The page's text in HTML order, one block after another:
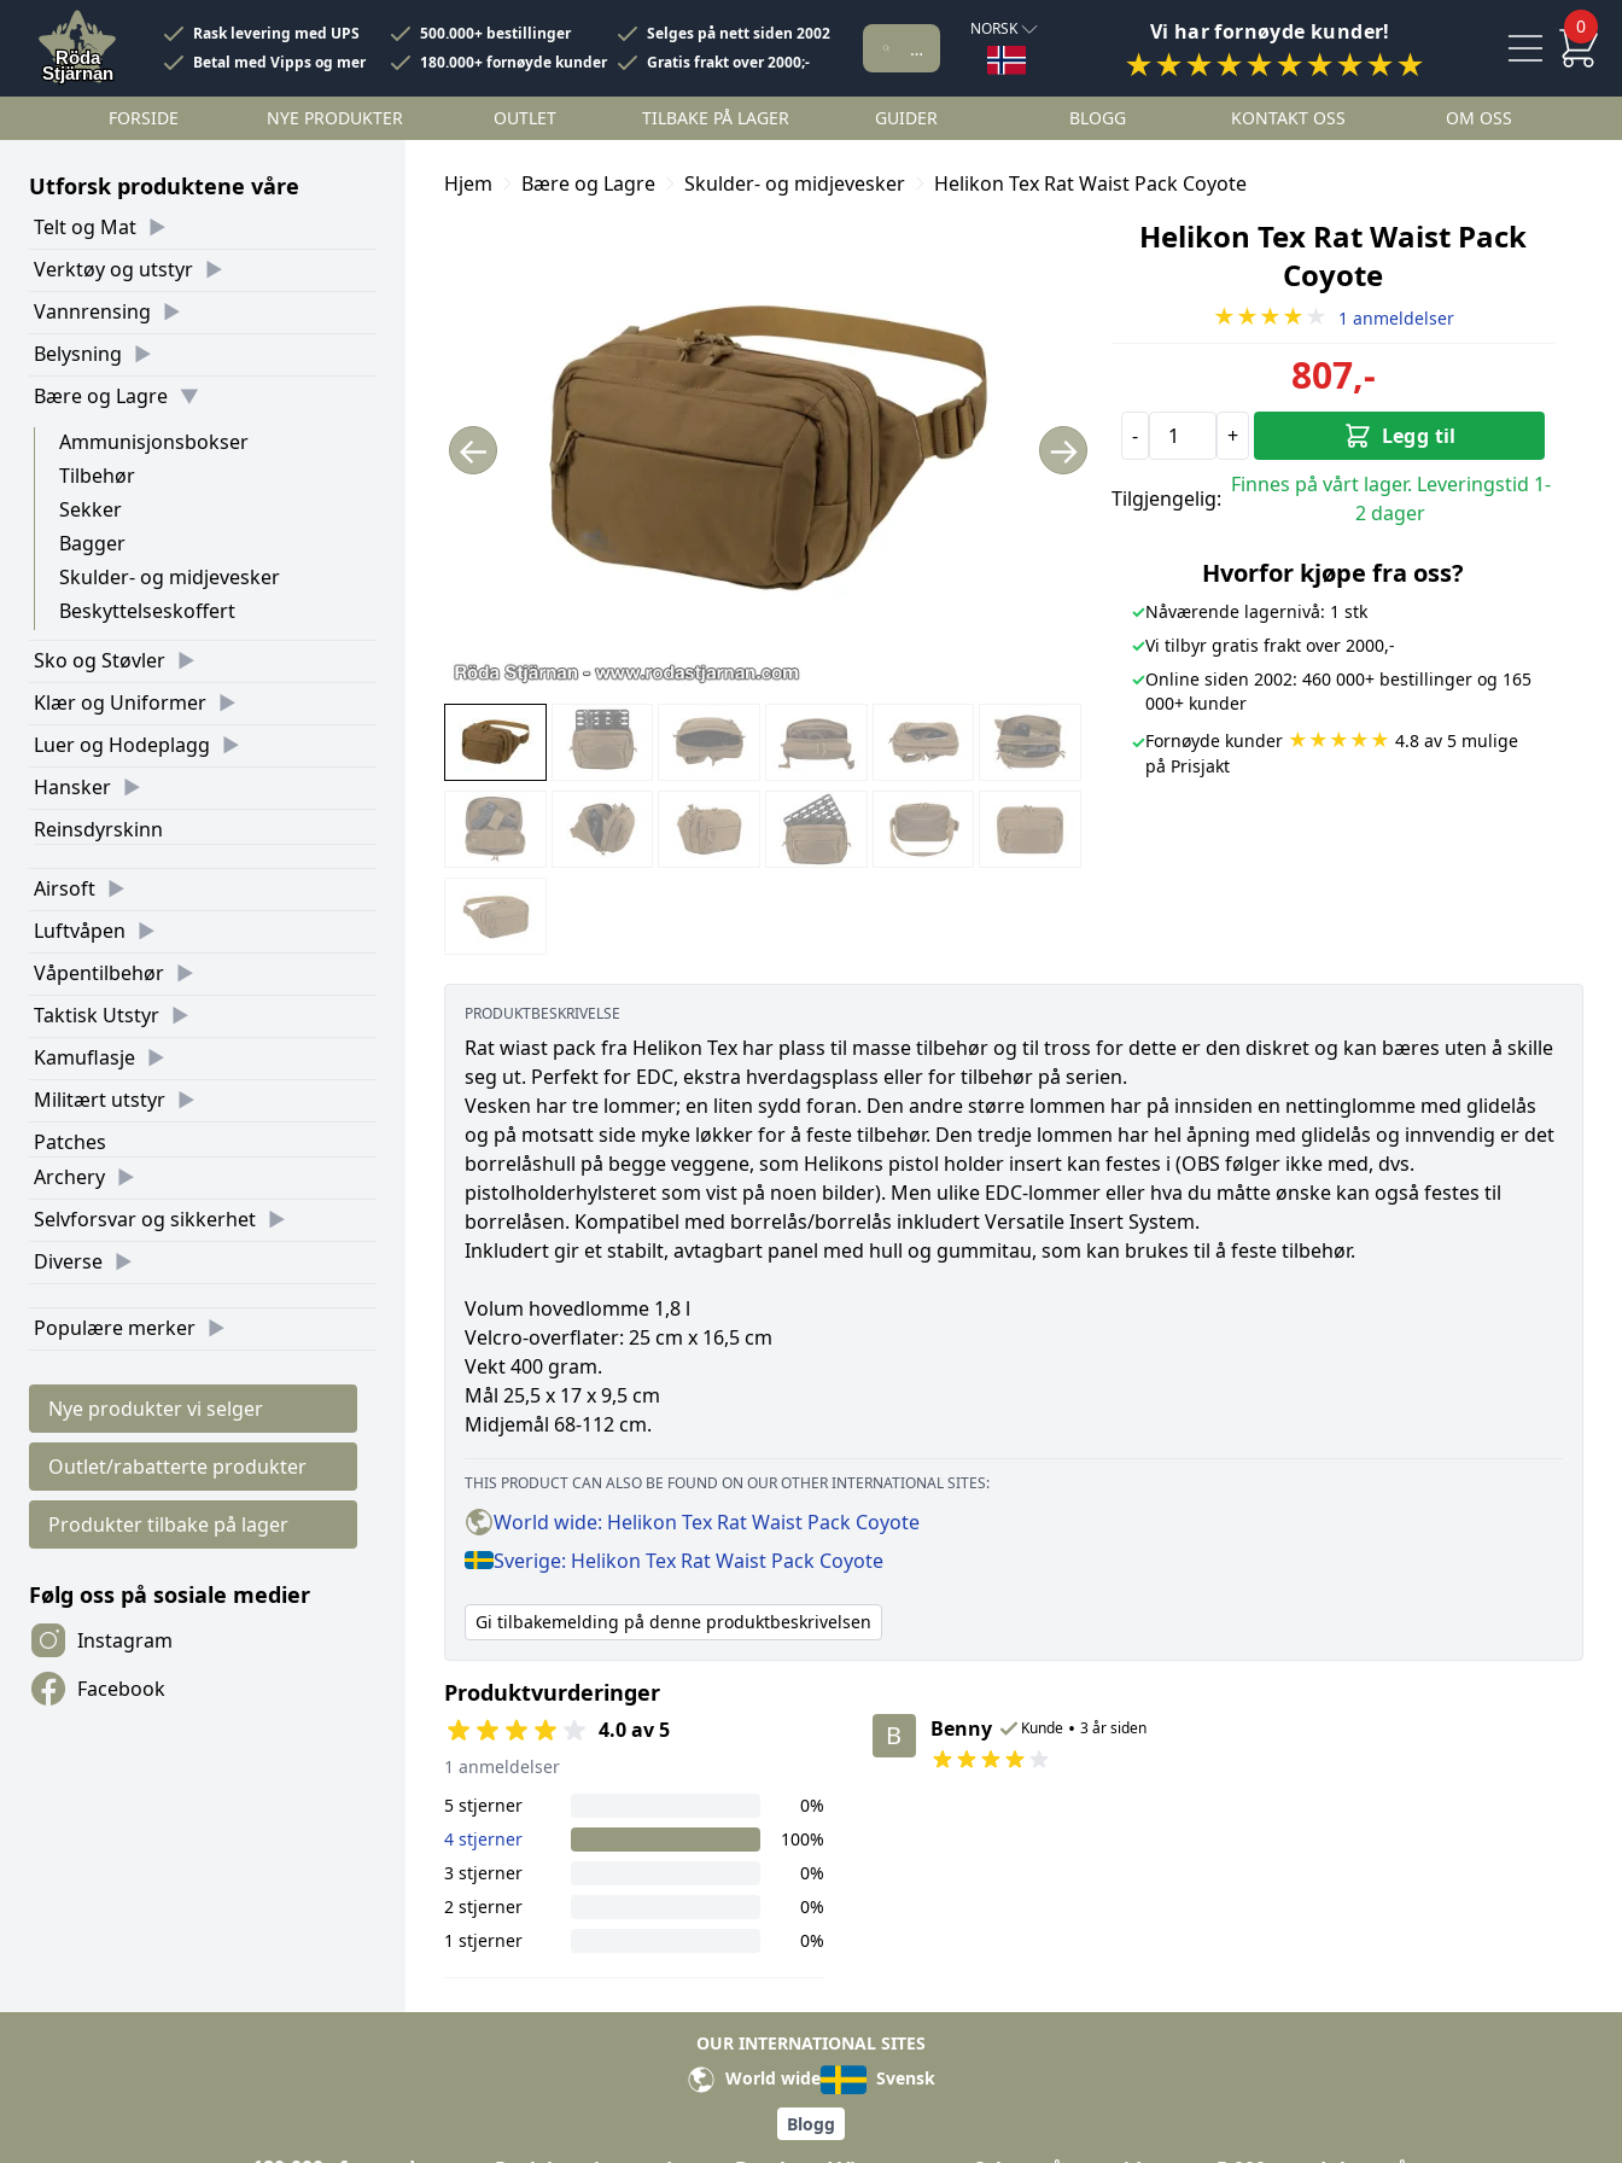
Rask levering med UPS 500.000+ bestillinger
Selges på nett siden 2002
Betal med Vipps og mer
180.000+ fornøyde kunder Gratis frakt over 2000;-
NORSK Vi har fornøyde kunder!
★★★★★★★★★★
0
FORSIDE NYE PRODUKTER OUTLET TILBAKE PÅ LAGER GUIDER BLOGG KONTAKT OSS OM OSS
Utforsk produktene våre
Telt og Mat
Verktøy og utstyr
Vannrensing
Belysning
Bære og Lagre
Ammunisjonsbokser
Tilbehør
Sekker
Bagger
Skulder- og midjevesker
Beskyttelseskoffert
Sko og Støvler
Klær og Uniformer
Luer og Hodeplagg
Hansker
Reinsdyrskinn
Airsoft
Luftvåpen
Våpentilbehør
Taktisk Utstyr
Kamuflasje
Militært utstyr
Patches
Archery
Selvforsvar og sikkerhet
Diverse
Populære merker
Nye produkter vi selger
Outlet/rabatterte produkter
Produkter tilbake på lager
Følg oss på sosiale medier
Instagram
Facebook
Hjem Bære og Lagre Skulder- og midjevesker Helikon Tex Rat Waist Pack Coyote
← →
Helikon Tex Rat Waist Pack
Coyote
★★★★ ★ 1 anmeldelser
807,-
- + Legg til
Tilgjengelig:
Finnes på vårt lager. Leveringstid 1-
2 dager
Hvorfor kjøpe fra oss?
✓Nåværende lagernivå: 1 stk
✓Vi tilbyr gratis frakt over 2000,-
✓Online siden 2002: 460 000+ bestillinger og 165
000+ kunder
✓Fornøyde kunder ★★★★★ 4.8 av 5 mulige
på Prisjakt
PRODUKTBESKRIVELSE
Rat wiast pack fra Helikon Tex har plass til masse tilbehør og til tross for dette er den diskret og kan bæres uten å skille
seg ut. Perfekt for EDC, ekstra hverdagsplass eller for tilbehør på serien.
Vesken har tre lommer; en liten sydd foran. Den andre større lommen har på innsiden en nettinglomme med glidelås
og på motsatt side myke løkker for å feste tilbehør. Den tredje lommen har hel åpning med glidelås og innvendig er det
borrelåshull på begge veggene, som Helikons pistol holder insert kan festes i (OBS følger ikke med, dvs.
pistolholderhylsteret som vist på noen bilder). Men ulike EDC-lommer eller hva du måtte ønske kan også festes til
borrelåsen. Kompatibel med borrelås/borrelås inkludert Versatile Insert System.
Inkludert gir et stabilt, avtagbart panel med hull og gummitau, som kan brukes til å feste tilbehør.
Volum hovedlomme 1,8 l
Velcro-overflater: 25 cm x 16,5 cm
Vekt 400 gram.
Mål 25,5 x 17 x 9,5 cm
Midjemål 68-112 cm.
THIS PRODUCT CAN ALSO BE FOUND ON OUR OTHER INTERNATIONAL SITES:
World wide: Helikon Tex Rat Waist Pack Coyote
Sverige: Helikon Tex Rat Waist Pack Coyote
Gi tilbakemelding på denne produktbeskrivelsen
Produktvurderinger
4.0 av 5
1 anmeldelser
5 stjerner
0%
4 stjerner
100%
3 stjerner
0%
2 stjerner
0%
1 stjerner
0%
B Benny Kunde • 3 år siden
OUR INTERNATIONAL SITES
World wide
Svensk
Blogg